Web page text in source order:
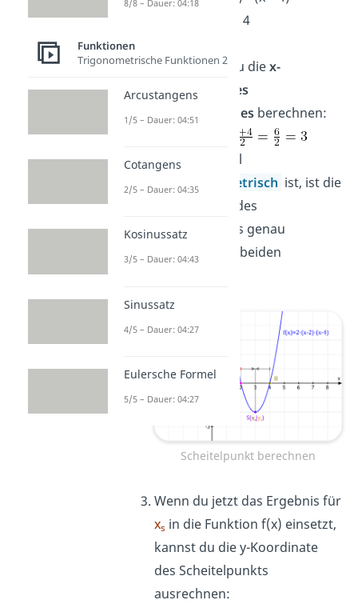
= 4
Jetzt kannst du diex-
Koordinate
des
Scheitelpunktes berechnen:
Da die Parabel
achsensymmetrisch ist, ist die
x-Koordinate des
Scheitelpunkts genau
zwischen den beiden
Scheitelpunkt berechnen
Wenn du jetzt das Ergebnis für
xs in die Funktion f(x) einsetzt,
kannst du die y-Koordinate
des Scheitelpunkts
ausrechnen:
8/8 – Dauer: 04:18
Funktionen
Trigonometrische Funktionen 2
Arcustangens
1/5 – Dauer: 04:51
Cotangens
2/5 – Dauer: 04:35
Kosinussatz
3/5 – Dauer: 04:43
Sinussatz
4/5 – Dauer: 04:27
Eulersche Formel
5/5 – Dauer: 04:27